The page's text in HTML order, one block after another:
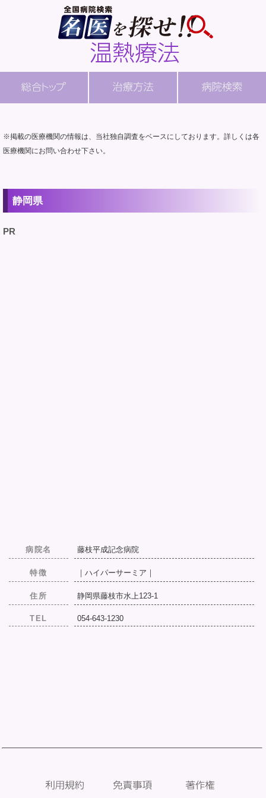
※掲載の医療機関の情報は、当社独自調査をベースにしております。詳しくは各
医療機関にお問い合わせ下さい。
静岡県
PR
病院名 藤枝平成記念病院
特徴 ｜ハイパーサーミア｜
住所 静岡県藤枝市水上123-1
TEL 054-643-1230